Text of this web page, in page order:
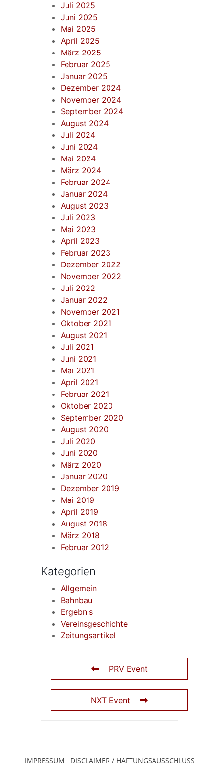
Juli 2025
Juni 2025
Mai 2025
April 2025
März 2025
Februar 2025
Januar 2025
Dezember 2024
November 2024
September 2024
August 2024
Juli 2024
Juni 2024
Mai 2024
März 2024
Februar 2024
Januar 2024
August 2023
Juli 2023
Mai 2023
April 2023
Februar 2023
Dezember 2022
November 2022
Juli 2022
Januar 2022
November 2021
Oktober 2021
August 2021
Juli 2021
Juni 2021
Mai 2021
April 2021
Februar 2021
Oktober 2020
September 2020
August 2020
Juli 2020
Juni 2020
März 2020
Januar 2020
Dezember 2019
Mai 2019
April 2019
August 2018
März 2018
Februar 2012
Kategorien
Allgemein
Bahnbau
Ergebnis
Vereinsgeschichte
Zeitungsartikel
PRV Event
NXT Event
IMPRESSUM DISCLAIMER / HAFTUNGSAUSSCHLUSS